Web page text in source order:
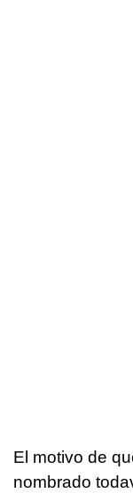
El motivo de
nombrado